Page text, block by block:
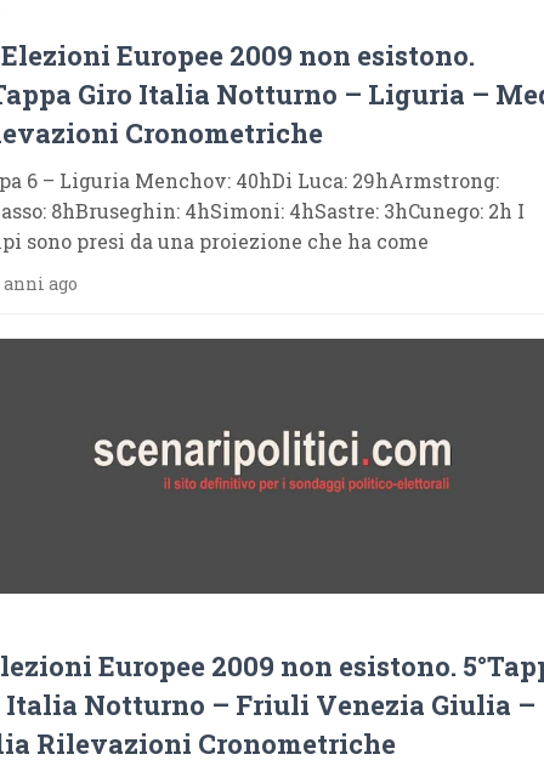
Europee 2009 non esistono.
Giro Italia Notturno – Liguria –
Cronometriche
6 – Liguria Menchov: 40hDi Luca: 29hArmstrong:
8hBruseghin: 4hSimoni: 4hSastre: 3hCunego: 2h I
sono presi da una proiezione che ha come
anni ago
Europee 2009 non esistono.
Italia Notturno – Friuli Venezia Giulia –
Rilevazioni Cronometriche